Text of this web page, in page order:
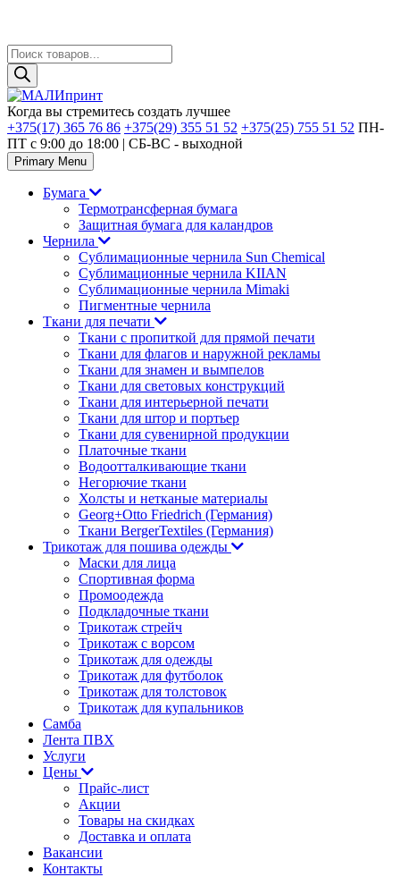
Поиск
товаров
Skip
to
content
Когда вы стремитесь создать лучшее
+375(17) 365 76 86 +375(29) 355 51 52 +375(25) 755 51 52 ПН-
ПТ с 9:00 до 18:00 | CБ-ВС - выходной
Primary Menu
Бумага
Термотрансферная бумага
Защитная бумага для каландров
Чернила
Сублимационные чернила Sun Chemical
Сублимационные чернила KIIAN
Сублимационные чернила Mimaki
Пигментные чернила
Ткани для печати
Ткани с пропиткой для прямой печати
Ткани для флагов и наружной рекламы
Ткани для знамен и вымпелов
Ткани для световых конструкций
Ткани для интерьерной печати
Ткани для штор и портьер
Ткани для сувенирной продукции
Платочные ткани
Водоотталкивающие ткани
Негорючие ткани
Холсты и нетканые материалы
Georg+Otto Friedrich (Германия)
Ткани BergerTextiles (Германия)
Трикотаж для пошива одежды
Маски для лица
Спортивная форма
Промоодежда
Подкладочные ткани
Трикотаж стрейч
Трикотаж с ворсом
Трикотаж для одежды
Трикотаж для футболок
Трикотаж для толстовок
Трикотаж для купальников
Самба
Лента ПВХ
Услуги
Цены
Прайс-лист
Акции
Товары на скидках
Доставка и оплата
Вакансии
Контакты